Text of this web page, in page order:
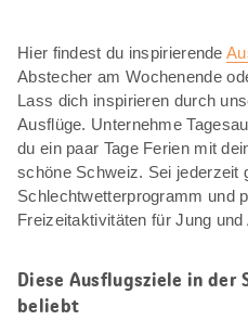
Hier findest du inspirierende
Abstecher am Wochenende
Lass dich inspirieren durch
Ausflüge. Unternehme
du ein paar Tage Ferien mit
schöne Schweiz. Sei jederzeit
Schlechtwetterprogramm und
Freizeitaktivitäten für Jung und
Diese Ausflugsziele in der
beliebt